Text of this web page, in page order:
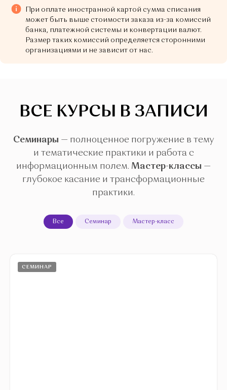
При оплате иностранной картой сумма списания
может быть выше стоимости заказа из-за комиссий
банка, платежной системы и конвертации валют.
Размер таких комиссий определяется сторонними
организациями и не зависит от нас.
ВСЕ КУРСЫ В ЗАПИСИ
Семинары — полноценное погружение в тему
и тематические практики и работа с
информационным полем. Мастер-классы —
глубокое касание и трансформационные
практики.
Все Семинар Мастер-класс
СЕМИНАР